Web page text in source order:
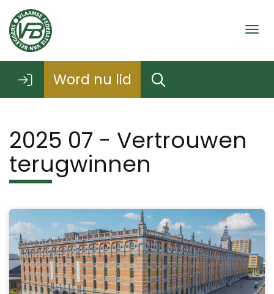
Word nu lid
2025 07 - Vertrouwen
terugwinnen